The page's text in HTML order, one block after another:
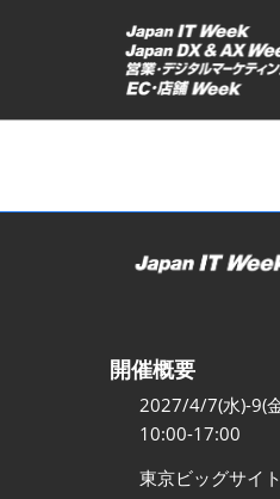
ッ
開催概要
2027/4/7(水)-9(
10:00-17:00
東京ビッグサイ